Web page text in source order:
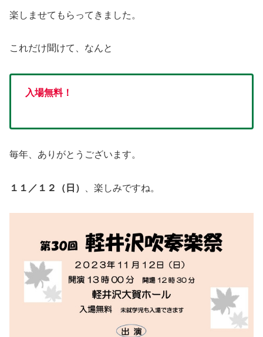
楽しませてもらってきました。
これだけ聞けて、なんと
入場無料！
毎年、ありがとうございます。
１１／１２（日） 、楽しみですね。